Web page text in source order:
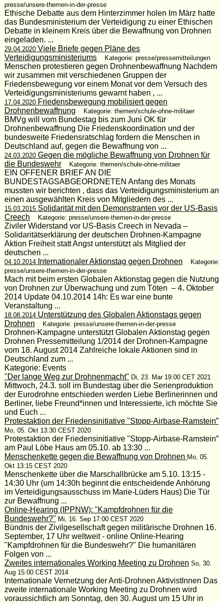
presse/unsere-themen-in-der-presse
Ethische Debatte aus dem Hinterzimmer holen Im März hatte
das Bundesministerium der Verteidigung zu einer Ethischen
Debatte in kleinem Kreis über die Bewaffnung von Drohnen
eingeladen. ...
29.04.2020Viele Briefe gegen Pläne des
Verteidigungsministeriums
Kategorie: presse/pressemitteilungen
Menschen protestieren gegen Drohnenbewaffnung Nachdem
wir zusammen mit verschiedenen Gruppen der
Friedensbewegung vor einem Monat vor dem Versuch des
Verteidigungsministeriums gewarnt haben , ...
17.04.2020Friedensbewegung mobilisiert gegen
Drohnenbewaffnung
Kategorie: themen/schule-ohne-militaer
BMVg will vom Bundestag bis zum Juni OK für
Drohnenbewaffnung Die Friedenskoordination und der
bundesweite Friedensratschlag fordern die Menschen in
Deutschland auf, gegen die Bewaffnung von ...
24.03.2020Gegen die mögliche Bewaffnung von Drohnen für
die Bundeswehr
Kategorie: themen/schule-ohne-militaer
EIN OFFENER BRIEF AN DIE
BUNDESTAGSABGEORDNETEN Anfang des Monats
mussten wir berichten , dass das Verteidigungsministerium an
einen ausgewählten Kreis von Mitgliedern des ...
15.03.2015Solidarität mit den Demonstranten vor der US-Basis
Creech
Kategorie: presse/unsere-themen-in-der-presse
Ziviler Widerstand vor US-Basis Creech in Nevada –
Solidaritätserklärung der deutschen Drohnen-Kampagne
Aktion Freiheit statt Angst unterstützt als Mitglied der
deutschen ...
04.10.2014Internationaler Aktionstag gegen Drohnen
Kategorie:
presse/unsere-themen-in-der-presse
Mach mit beim ersten Globalen Aktionstag gegen die Nutzung
von Drohnen zur Überwachung und zum Töten – 4. Oktober
2014 Update 04.10.2014 14h: Es war eine bunte
Veranstaltung ...
18.08.2014Unterstützung des Globalen Aktionstags gegen
Drohnen
Kategorie: presse/unsere-themen-in-der-presse
Drohnen-Kampagne unterstützt Globalen Aktionstag gegen
Drohnen Pressemitteilung 1/2014 der Drohnen-Kampagne
vom 18. August 2014 Zahlreiche lokale Aktionen sind in
Deutschland zum ...
Kategorie: Events
"Der lange Weg zur Drohnenmacht" Di, 23. Mar 19:00 CET 2021
Mittwoch, 24.3. soll im Bundestag über die Serienproduktion
der Eurodrohne entschieden werden Liebe Berlinerinnen und
Berliner, liebe Freund*innen und Interessierte, ich möchte Sie
und Euch ...
Protestaktion der Friedensinitiative "Stopp-Airbase-Ramstein”
Mo, 05. Okt 13:30 CEST 2020
Protestaktion der Friedensinitiative "Stopp-Airbase-Ramstein”
am Paul Löbe Haus am 05.10. ab 13:30 ...
Menschenkette gegen die Bewaffnung von Drohnen Mo, 05.
Okt 13:15 CEST 2020
Menschenkette über die Marschallbrücke am 5.10. 13:15 -
14:30 Uhr (um 14:30h beginnt die entscheidende Anhörung
im Verteidigungsausschuss im Marie-Lüders Haus) Die Tür
zur Bewaffnung ...
Online-Hearing (IPPNW): "Kampfdrohnen für die
Bundeswehr?" Mi, 16. Sep 17:00 CEST 2020
Bündnis der Zivilgesellschaft gegen militärische Drohnen 16.
September, 17 Uhr weltweit - online Online-Hearing
"Kampfdrohnen für die Bundeswehr?" Die humanitären
Folgen von ...
Zweites internationales Working Meeting zu Drohnen So, 30.
Aug 15:00 CEST 2014
Internationale Vernetzung der Anti-Drohnen AktivistInnen Das
zweite internationale Working Meeting zu Drohnen wird
voraussichtlich am Sonntag, den 30. August um 15 Uhr in